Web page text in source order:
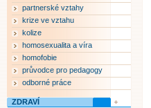
partnerské vztahy
krize ve vztahu
kolize
homosexualita a víra
homofobie
průvodce pro pedagogy
odborné práce
ZDRAVÍ